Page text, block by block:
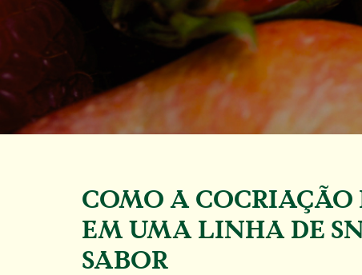
COMO A COCRIAÇÃO
EM UMA LINHA DE
SABOR